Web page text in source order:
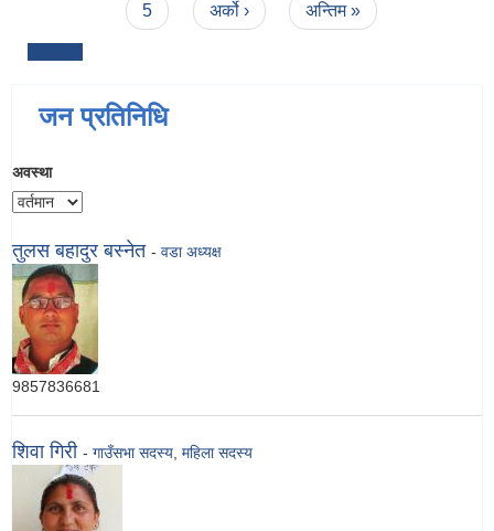
5
अर्को › अन्तिम »
जन प्रतिनिधि
अवस्था
तुलस बहादुर बस्नेत - वडा अध्यक्ष
9857836681
शिवा गिरी - गाउँसभा सदस्य, महिला सदस्य